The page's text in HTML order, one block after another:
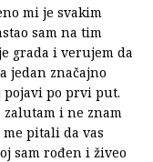
mi je svakim
sam na tim
grada i verujem da
jedan značajno
pojavi po prvi put.
i ne znam
me pitali da vas
sam rođen i živeo